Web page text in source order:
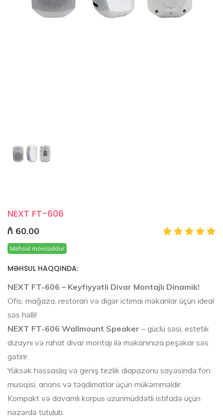
NEXT FT-606
₼ 60.00
Məhsul mövcüddur
MƏHSUL HAQQINDA:
NEXT FT-606 – Keyfiyyətli Divar Montajlı Dinamik!
Ofis, mağaza, restoran və digər ictimai məkanlar üçün ideal
səs həlli!
NEXT FT-606 Wallmount Speaker – güclü səsi, estetik
dizaynı və rahat divar montajı ilə məkanınıza peşəkar səs
gətirir.
Yüksək həssaslıq və geniş tezlik diapazonu sayəsində fon
musiqisi, anons və təqdimatlar üçün mükəmməldir.
Kompakt və davamlı korpus uzunmüddətli istifadə üçün
nəzərdə tutulub.